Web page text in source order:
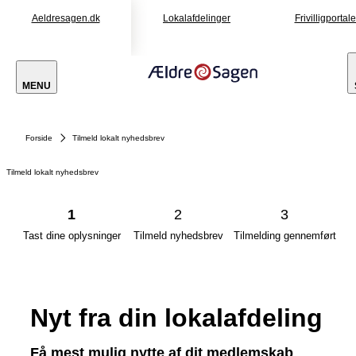
Aeldresagen.dk Lokalafdelinger
MENU
Forside Tilmeld lokalt nyhedsbrev
Tilmeld lokalt nyhedsbrev
1
Tast dine oplysninger
2
Tilmeld nyhedsbrev
3
Tilmelding gennemført
Nyt fra din lokalafdeling
Få mest mulig nytte af dit medlemskab